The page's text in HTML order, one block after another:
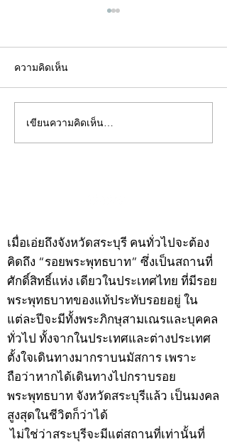
คอลัมน์"จับชีพจรวงการ
พระ"ประจำพุธที่ 29
ความคิดเห็น
เขียนความคิดเห็น…
เมื่อเอ่ยถึงจังหวัดสระบุรี คนทั่วไปจะต้อง
คิดถึง “รอยพระพุทธบาท” ซึ่งเป็นสถานที่
ศักดิ์สิทธิ์แห่ง เดียวในประเทศไทย ที่มีรอย
พระพุทธบาทของแท้ประทับรอยอยู่ ใน
แต่ละปีจะมีทั้งพระภิกษุสามเณรและบุคคล
ทั่วไป ทั้งจากในประเทศและต่างประเทศ
ตั้งใจเดินทางมากราบนมัสการ เพราะ
ถือว่าหากได้เดินทางไปกราบรอย
พระพุทธบาท จังหวัดสระบุรีแล้ว เป็นมงคล
สูงสุดในชีวิตก็ว่าได้
ไม่ใช่ว่าสระบุรีจะมีแต่สถานที่เท่านั้นที่